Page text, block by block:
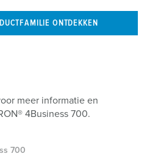
ONTDEKKEN
meer informatie en
4Business 700.
700